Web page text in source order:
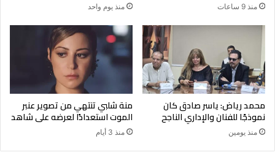
منذ 9 ساعات منذ يوم واحد
محمد رياض: ياسر صادق كان
نموذجًا للفنان والإداري الناجح
منذ يومين
منة شلبي تنتهي من تصوير عنبر
الموت استعدادًا لعرضه على شاهد
منذ 3 أيام